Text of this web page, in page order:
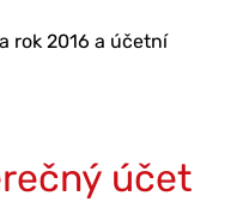
rok 2016 a účetní
účet